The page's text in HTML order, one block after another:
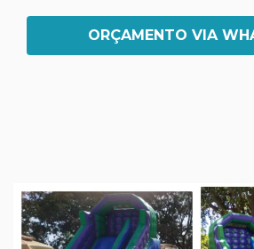
ORÇAMENTO VIA